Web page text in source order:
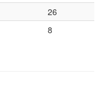
26
8